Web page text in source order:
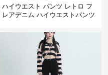
ハイウエスト パンツ レトロ フ
レアデニム ハイウエストパンツ